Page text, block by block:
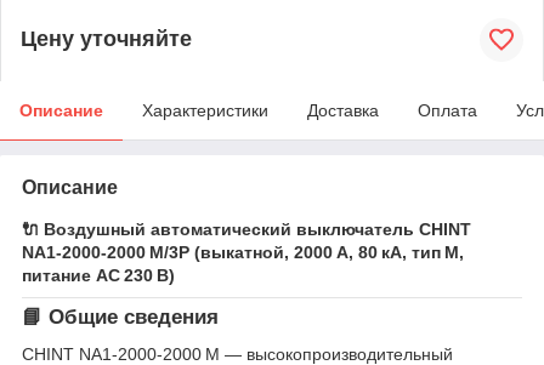
Цену уточняйте
Описание Характеристики Доставка Оплата
Описание
🔌 Воздушный автоматический выключатель CHINT
NA1‑2000‑2000 M/3P (выкатной, 2000 A, 80 кА, тип M,
питание AC 230 В)
📘 Общие сведения
CHINT NA1‑2000‑2000 M — высокопроизводительный